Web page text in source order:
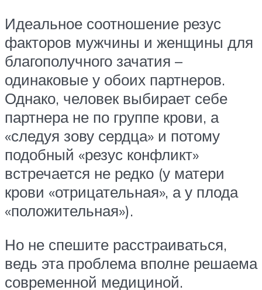
Идеальное соотношение резус
факторов мужчины и женщины для
благополучного зачатия –
одинаковые у обоих партнеров.
Однако, человек выбирает себе
партнера не по группе крови, а
«следуя зову сердца» и потому
подобный «резус конфликт»
встречается не редко (у матери
крови «отрицательная», а у плода
«положительная»).
Но не спешите расстраиваться,
ведь эта проблема вполне решаема
современной медициной.